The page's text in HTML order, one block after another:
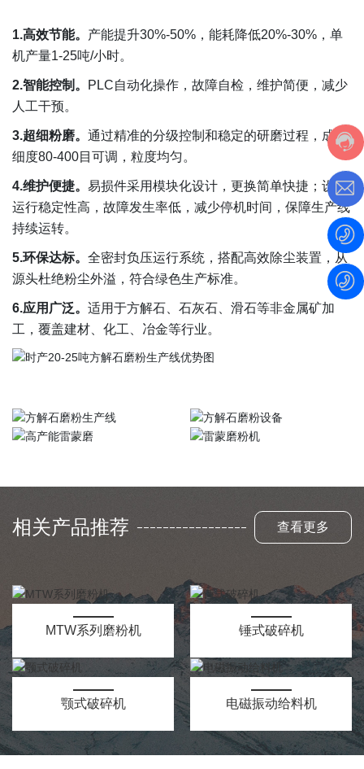
1.高效节能。 产能提升30%-50%，能耗降低20%-30%，单
机产量1-25吨/小时。
2.智能控制。
PLC自动化操作，故障自检，维护简便，减少
人工干预。
3.超细粉磨。 通过精准的分级控制和稳定的研磨过程，成品
细度80-400目可调，粒度均匀。
4.维护便捷。 易损件采用模块化设计，更换简单快捷；设备
运行稳定性高，故障发生率低，减少停机时间，保障生产线
持续运转。
5.环保达标。 全密封负压运行系统，搭配高效除尘装置，从
源头杜绝粉尘外溢，符合绿色生产标准。
6.应用广泛。 适用于方解石、石灰石、滑石等非金属矿加
工，覆盖建材、化工、冶金等行业。
相关产品推荐 查看更多
MTW系列磨粉机 锤式破碎机
颚式破碎机 电磁振动给料机